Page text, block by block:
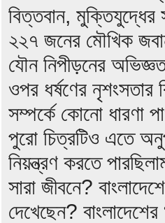
বিত্তবান,
২২৭ জনের মৌখিক
যৌন নিপীড়নের
ওপর ধর্ষণের
সম্পর্কে কোনো ধারণা
পুরো চিত্রটিও এতে
নিয়ন্ত্রণ করতে
সারা জীবনে?
দেখেছেন?